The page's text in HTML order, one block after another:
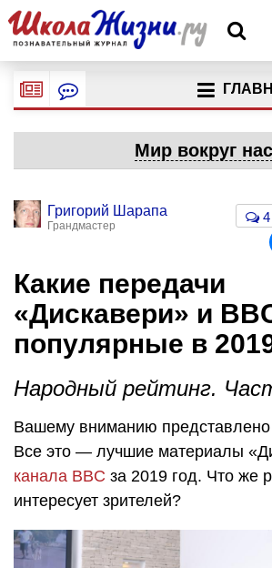
Мир вокруг нас
Григорий Шарапа
Грандмастер
4
Какие передачи
«Дискавери» и
популярные в
Народный рейтинг.
Вашему вниманию представлено
Все это — лучшие материалы
канала BBC за 2019 год. Что же
интересует зрителей?